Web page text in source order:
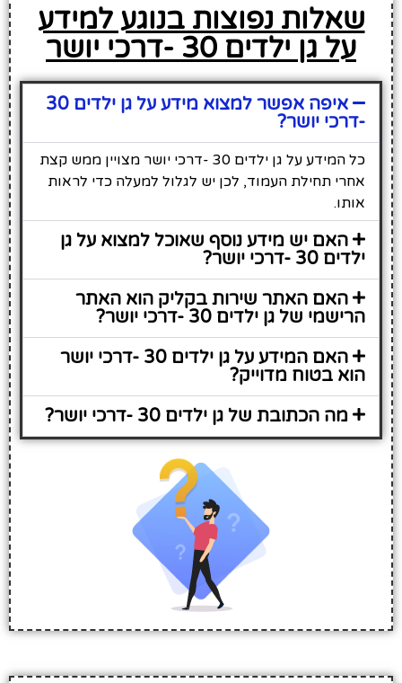
שאלות נפוצות בנוגע למידע
על גן ילדים 30 -דרכי יושר
איפה אפשר למצוא מידע על גן ילדים 30
-דרכי יושר?
כל המידע על גן ילדים 30 -דרכי יושר מצויין ממש קצת
אחרי תחילת העמוד, לכן יש לגלול למעלה כדי לראות
אותו.
האם יש מידע נוסף שאוכל למצוא על גן
ילדים 30 -דרכי יושר?
האם האתר שירות בקליק הוא האתר
הרישמי של גן ילדים 30 -דרכי יושר?
האם המידע על גן ילדים 30 -דרכי יושר
הוא בטוח מדוייק?
מה הכתובת של גן ילדים 30 -דרכי יושר?